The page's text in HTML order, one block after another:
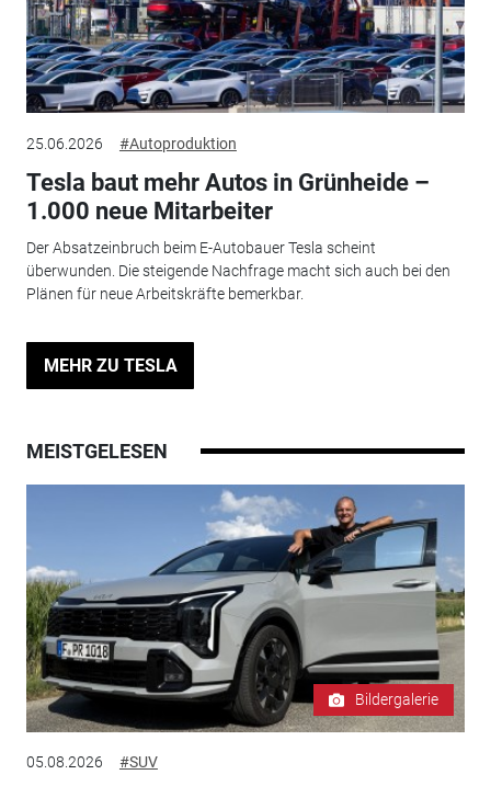
25.06.2026 #Autoproduktion
Tesla baut mehr Autos in Grünheide –
1.000 neue Mitarbeiter
Der Absatzeinbruch beim E-Autobauer Tesla scheint
überwunden. Die steigende Nachfrage macht sich auch bei den
Plänen für neue Arbeitskräfte bemerkbar.
MEHR ZU TESLA
MEISTGELESEN
Bildergalerie
05.08.2026 #SUV